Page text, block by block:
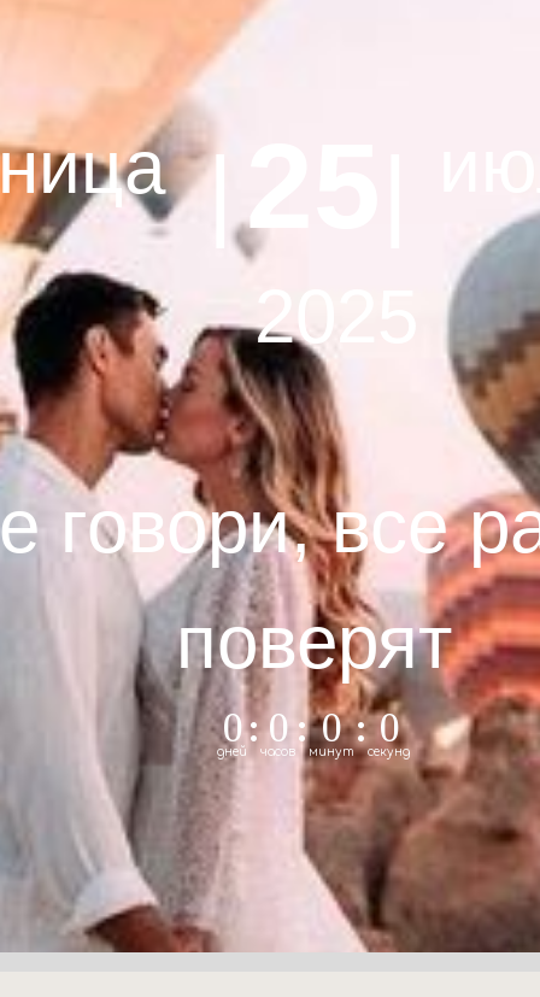
говори, все
поверят
2025
25
| |
0
дней
: 0
часов
: 0
минут
: 0
секунд